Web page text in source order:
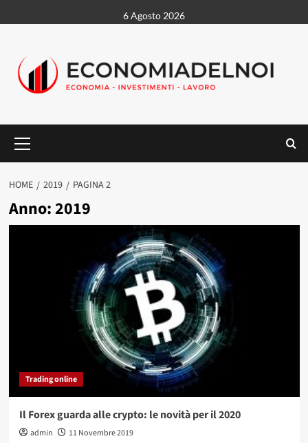
al
6 Agosto 2026
principale
HOME 2019 PAGINA 2
Anno:2019
Trading online
Il Forex guarda alle crypto: le novità per il 2020
admin
11 Novembre 2019